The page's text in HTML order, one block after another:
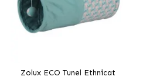
Zolux ECO Tunel Ethnicat